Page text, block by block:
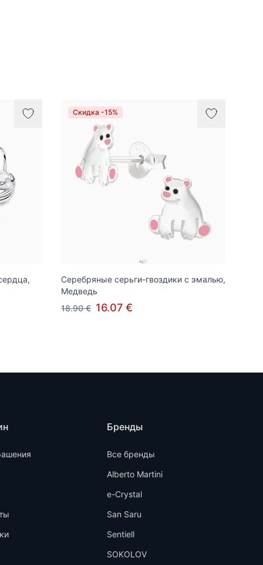
Скидка -15%
Серебряные серьги-гвоздики с эмалью,
Медведь
18.90 € 16.07 €
Бренды
Все бренды
Alberto Martini
e-Crystal
San Saru
Sentiell
SOKOLOV